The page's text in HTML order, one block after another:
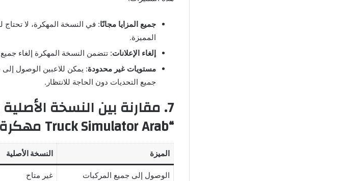
جميع المزايا مجانًا: في النسخة المهكرة، لا
المميزة.
إلغاء الإعلانات: تتضمن النسخة المهكرة إلغاء جميع
مستويات غير محدودة: يمكن للاعبين الوصول إلى
جميع التحديات دون الحاجة للانتظار.
7. مقارنة بين النسخة
“Truck Simulator Arab مهكرة”
الميزة النسخة الأصلية
الوصول إلى جميع المركبات غير متاح